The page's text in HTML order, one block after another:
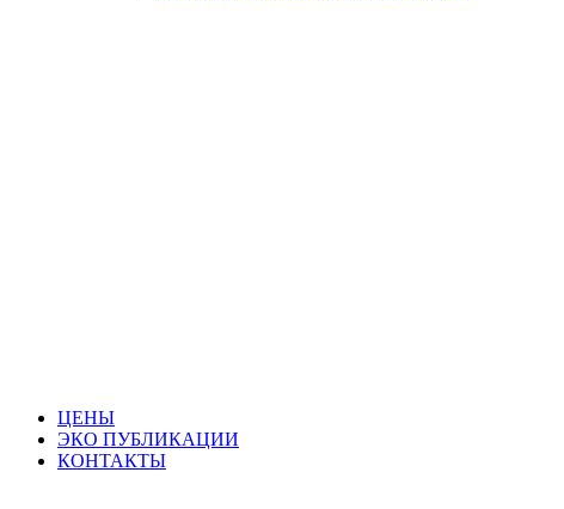
ЦЕНЫ
ЭКО ПУБЛИКАЦИИ
КОНТАКТЫ